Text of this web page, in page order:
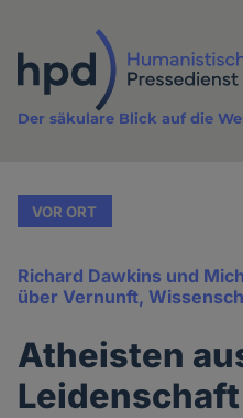
Inhalt
Der säkulare Blick auf die
VOR ORT
Richard Dawkins und
über Vernunft,
Atheisten
Leidenschaft